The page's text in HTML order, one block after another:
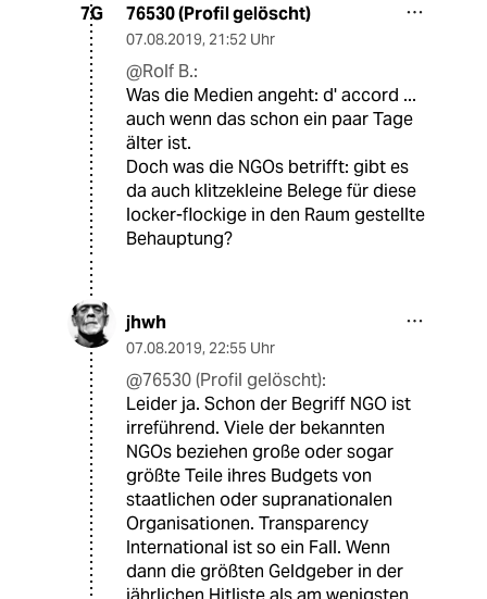
7G 76530 (Profil gelöscht)
07.08.2019, 21:52 Uhr
@Rolf B.:
Was die Medien angeht: d' accord ...
auch wenn das schon ein paar Tage
älter ist.
Doch was die NGOs betrifft: gibt es
da auch klitzekleine Belege für diese
locker-flockige in den Raum gestellte
Behauptung?
jhwh
07.08.2019, 22:55 Uhr
@76530 (Profil gelöscht):
Leider ja. Schon der Begriff NGO ist
irreführend. Viele der bekannten
NGOs beziehen große oder sogar
größte Teile ihres Budgets von
staatlichen oder supranationalen
Organisationen. Transparency
International ist so ein Fall. Wenn
dann die größten Geldgeber in der